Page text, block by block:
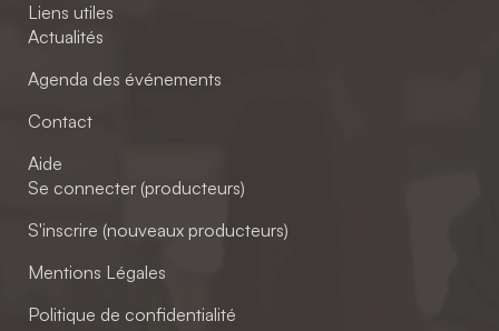
Liens utiles
Actualités
Agenda des événements
Contact
Aide
Se connecter (producteurs)
S'inscrire (nouveaux producteurs)
Mentions Légales
Politique de confidentialité